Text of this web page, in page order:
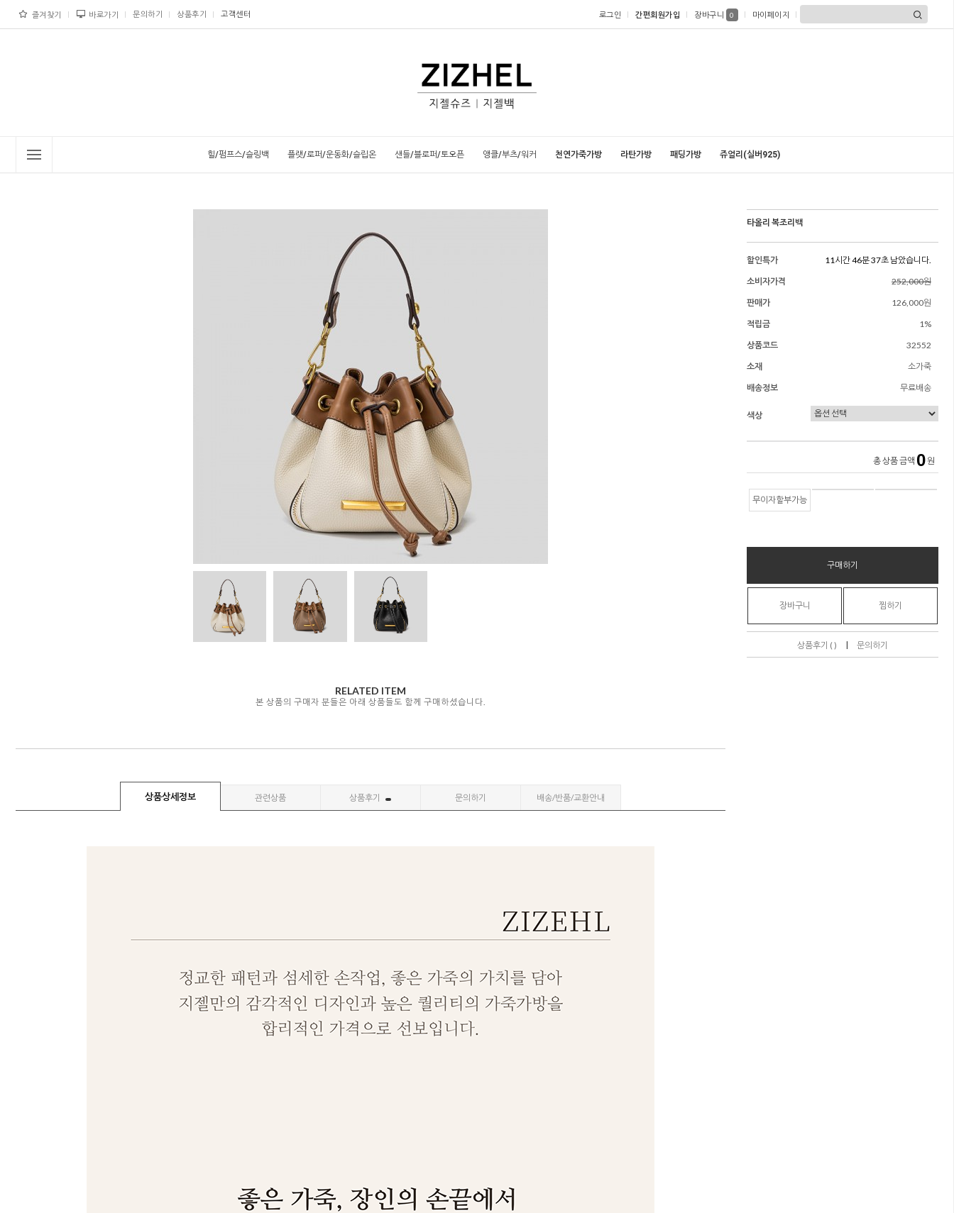
즐겨찾기 바로가기 문의하기 상품후기 고객센터 로그인 간편회원가입 장바구니 0 마이페이지
힐/펌프스/슬링백 플랫/로퍼/운동화/슬립온 샌들/블로퍼/토오픈 앵클/부츠/워커 천연가죽가방 라탄가방 패딩가방 쥬얼리(실버925)
RELATED ITEM
본 상품의 구매자 분들은 아래 상품들도 함께 구매하셨습니다.
상품상세정보 관련상품 상품후기 문의하기 배송/반품/교환안내
타올리 복조리백
할인특가
11시간 46분 36초 남았습니다.
소비자가격
252,000원
판매가
126,000원
적립금
1%
상품코드
32552
소재
소가죽
배송정보
무료배송
색상
총 상품 금액 0 원
무이자할부가능
구매하기
장바구니 찜하기
상품후기 ( ) | 문의하기